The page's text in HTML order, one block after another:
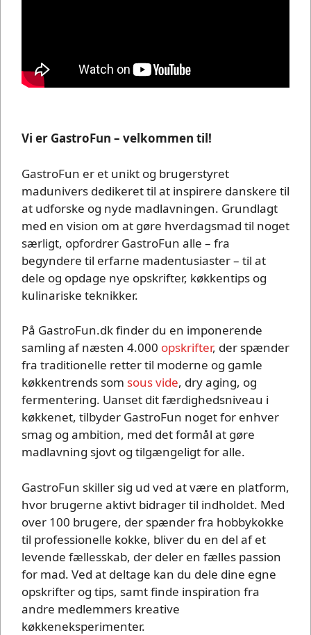
Vi er GastroFun – velkommen til!
GastroFun er et unikt og brugerstyret
madunivers dedikeret til at inspirere danskere til
at udforske og nyde madlavningen. Grundlagt
med en vision om at gøre hverdagsmad til noget
særligt, opfordrer GastroFun alle – fra
begyndere til erfarne madentusiaster – til at
dele og opdage nye opskrifter, køkkentips og
kulinariske teknikker.
På GastroFun.dk finder du en imponerende
samling af næsten 4.000 opskrifter, der spænder
fra traditionelle retter til moderne og gamle
køkkentrends som sous vide, dry aging, og
fermentering. Uanset dit færdighedsniveau i
køkkenet, tilbyder GastroFun noget for enhver
smag og ambition, med det formål at gøre
madlavning sjovt og tilgængeligt for alle.
GastroFun skiller sig ud ved at være en platform,
hvor brugerne aktivt bidrager til indholdet. Med
over 100 brugere, der spænder fra hobbykokke
til professionelle kokke, bliver du en del af et
levende fællesskab, der deler en fælles passion
for mad. Ved at deltage kan du dele dine egne
opskrifter og tips, samt finde inspiration fra
andre medlemmers kreative
køkkeneksperimenter.